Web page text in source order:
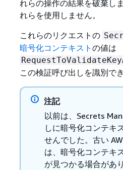
れらの操作の結果を破棄し
れらを使用しません。
これらのリクエストの
暗号化コンテキスト の値は
この検証呼び出しを識別でき
注記
以前は、Secrets
しに暗号化コンテキ
せんでした。古い
は、暗号化コンテキ
が見つかる場合があ